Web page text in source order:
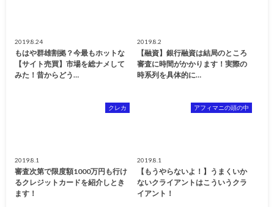
2019.8.24
もはや群雄割拠？今最もホットな
【サイト売買】市場を総ナメして
みた！昔からどう…
2019.8.2
【融資】銀行融資は結局のところ
審査に時間がかかります！実際の
時系列を具体的に…
クレカ
2019.8.1
審査次第で限度額1000万円も行け
るクレジットカードを紹介しとき
ます！
アフィマニの頭の中
2019.8.1
【もうやらないよ！】うまくいか
ないクライアントはこういうクラ
イアント！